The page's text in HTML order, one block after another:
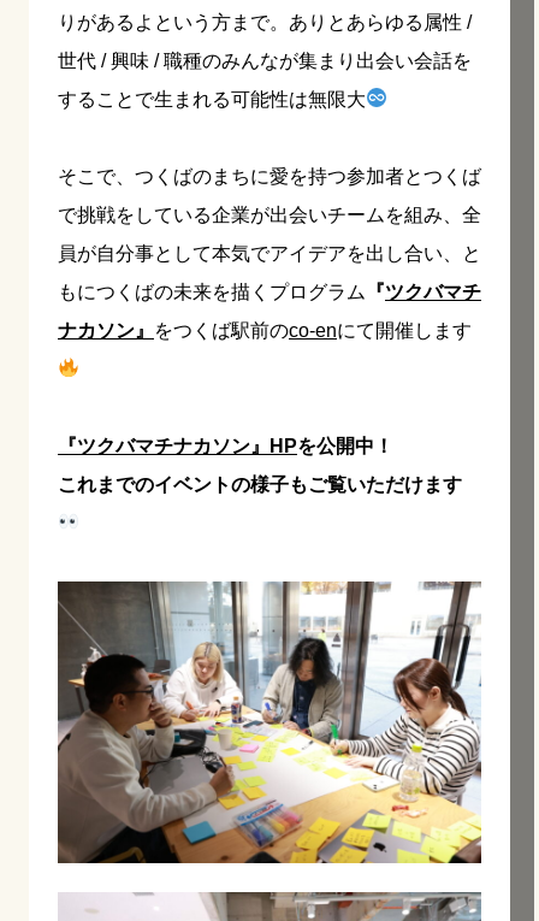
りがあるよという方まで。ありとあらゆる属性 /
世代 / 興味 / 職種のみんなが集まり出会い会話を
することで生まれる可能性は無限大
そこで、つくばのまちに愛を持つ参加者とつくば
で挑戦をしている企業が出会いチームを組み、全
員が自分事として本気でアイデアを出し合い、と
もにつくばの未来を描くプログラム
『ツクバマチ
ナカソン』
をつくば駅前のco-enにて開催します
『ツクバマチナカソン』HPを公開中！
これまでのイベントの様子もご覧いただけます